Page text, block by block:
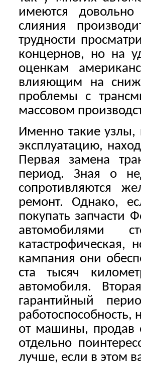
имеются
слияния
трудности
концернов, но на
оценкам
влияющим на
проблемы с
массовом
Именно такие узлы,
эксплуатацию,
Первая замена
период. Зная о
сопротивляются
ремонт. Однако,
покупать запчасти
автомобилями
катастрофическая,
кампания они
ста тысяч
автомобиля.
гарантийный
работоспособность,
от машины, продав
отдельно
лучше, если в этом